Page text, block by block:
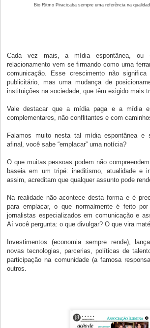
Bio Ritmo Piracicaba sempre uma referência na
Cada vez mais, a mídia espontânea, ou
relacionamento vem se firmando como uma
comunicação. Esse crescimento não significa
publicitário, mas uma mudança de
instituições na sociedade, que têm exigido mais
Vale destacar que a mídia paga e a mídia
complementares, não conflitantes e com
Falamos muito nesta tal mídia espontânea e
afinal, você sabe “emplacar” uma notícia?
O que muitas pessoas podem não
baseia em um tripé: ineditismo, atualidade e
assim, acreditam que qualquer assunto pode
Na realidade não acontece desta forma e é
para emplacar, o que normalmente é feito
jornalistas especializados em comunicação e
Aí você pergunta: o que divulgar? O que vira
Investimentos (economia sempre rende),
novas tecnologias, parcerias, políticas de
participação na comunidade (a famosa
outros.